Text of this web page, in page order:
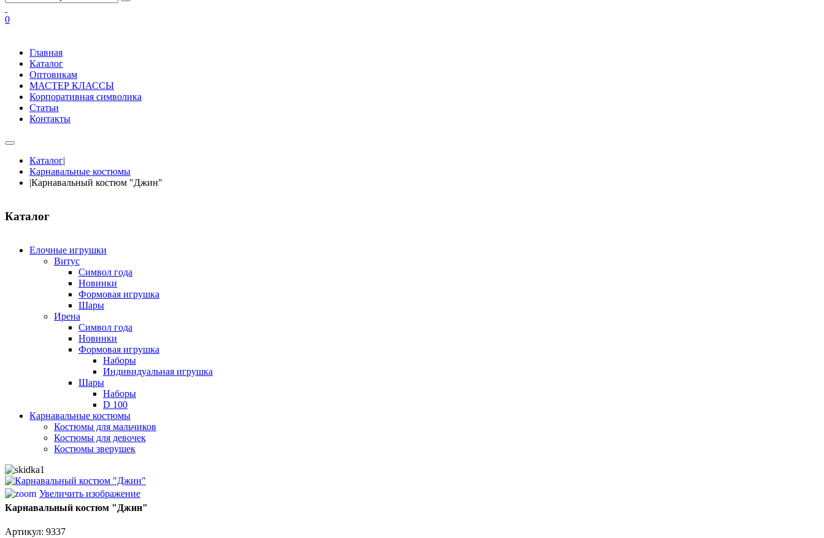
0
Главная
Каталог
Оптовикам
МАСТЕР КЛАССЫ
Корпоративная символика
Статьи
Контакты
Каталог|
Карнавальные костюмы
|Карнавальный костюм "Джин"
Каталог
Елочные игрушки
Витус
Символ года
Новинки
Формовая игрушка
Шары
Ирена
Символ года
Новинки
Формовая игрушка
Наборы
Индивидуальная игрушка
Шары
Наборы
D 100
Карнавальные костюмы
Костюмы для мальчиков
Костюмы для девочек
Костюмы зверушек
Увеличить изображение
Карнавальный костюм "Джин"
Артикул: 9337